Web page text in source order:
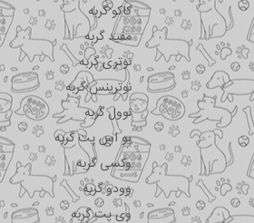
کاکو گربه
مفید گربه
نوتری گربه
نوترینس گربه
نوول گربه
یو اس پت گربه
وکسی گربه
وودو گربه
وی پت گربه